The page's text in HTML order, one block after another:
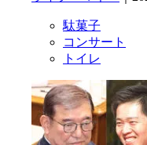
駄菓子
コンサート
トイレ